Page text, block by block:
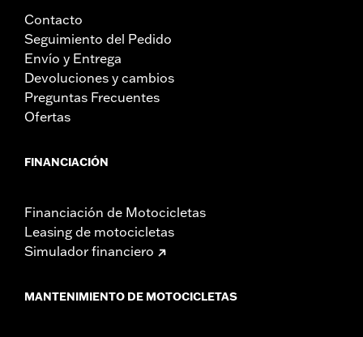
Contacto
Seguimiento del Pedido
Envío y Entrega
Devoluciones y cambios
Preguntas Frecuentes
Ofertas
FINANCIACIÓN
Financiación de Motocicletas
Leasing de motocicletas
Simulador financiero
MANTENIMIENTO DE MOTOCICLETAS